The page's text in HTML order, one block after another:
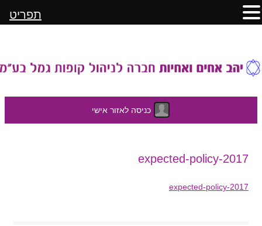
כניסה לאזור אישי
expected-policy-2017
expected-policy-2017
תפריט